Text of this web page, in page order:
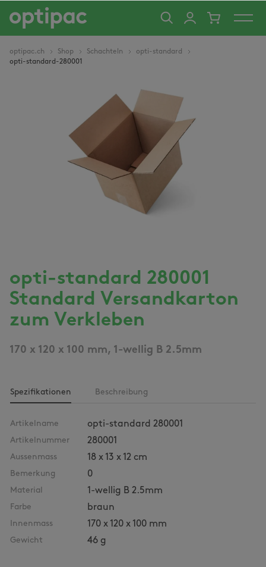
springen
optipac.ch Shop Schachteln
opti-standard
opti-standard-280001
Bildergalerie überspringen
opti-standard 280001
Standard Versandkarton
zum Verkleben
170 x 120 x 100 mm, 1-wellig B 2.5mm
Spezifikationen Beschreibung
Artikelname opti-standard 280001
Artikelnummer 280001
Aussenmass 18 x 13 x 12 cm
Bemerkung 0
Material 1-wellig B 2.5mm
Farbe braun
Innenmass 170 x 120 x 100 mm
Gewicht 46 g